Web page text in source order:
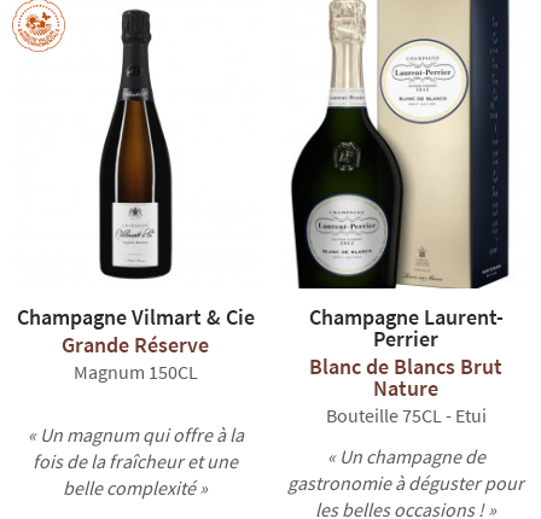
Champagne Vilmart & Cie
Grande Réserve
Magnum 150CL
« Un magnum qui offre à la
fois de la fraîcheur et une
belle complexité »
Champagne Laurent-
Perrier
Blanc de Blancs Brut
Nature
Bouteille 75CL - Etui
« Un champagne de
gastronomie à déguster pour
les belles occasions ! »